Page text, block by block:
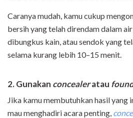
Caranya mudah, kamu cukup
bersih yang telah direndam dalam
dibungkus kain, atau sendok yang
selama kurang lebih 10–15 menit.
2. Gunakan concealeratau
Jika kamu membutuhkan hasil yang
mau menghadiri acara penting,